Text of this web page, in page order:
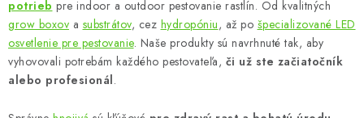
á
d
a
c
i
potrieb pre indoor a outdoor pestovanie rastlín. Od kvalitných
grow boxov a substrátov, cez hydropóniu, až po špecializované LED
osvetlenie pre pestovanie. Naše produkty sú navrhnuté tak, aby
vyhovovali potrebám každého pestovateľa, či už ste začiatočník
alebo profesionál.